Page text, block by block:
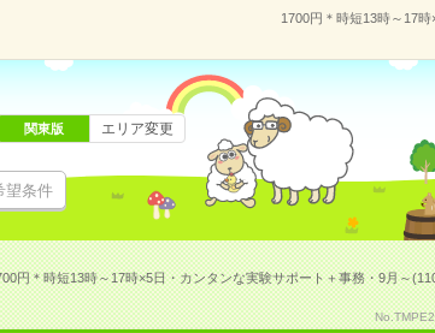
1700円＊時短13時～17
望条件
関東版 エリア変更
円＊時短13時～17時×5日・カンタンな実験サポート＋事務・9月～